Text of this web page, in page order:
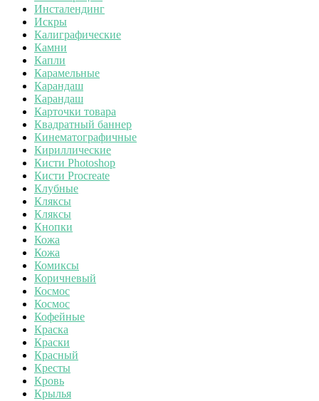
Инсталендинг
Искры
Калиграфические
Камни
Капли
Карамельные
Карандаш
Карандаш
Карточки товара
Квадратный баннер
Кинематографичные
Кириллические
Кисти Photoshop
Кисти Procreate
Клубные
Кляксы
Кляксы
Кнопки
Кожа
Кожа
Комиксы
Коричневый
Космос
Космос
Кофейные
Краска
Краски
Красный
Кресты
Кровь
Крылья